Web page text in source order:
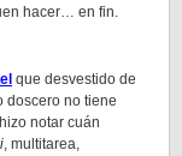
hacer… en fin.
que desvestido de
doscero no tiene
notar cuán
, multitarea,